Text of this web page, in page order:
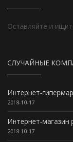
Оставляйте и
СЛУЧАЙНЫЕ
Интернет-
2018-10-17
Интернет-магазин
2018-10-17